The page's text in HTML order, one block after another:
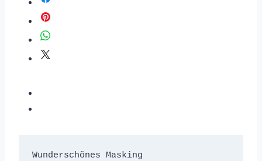
Wunderschönes Masking